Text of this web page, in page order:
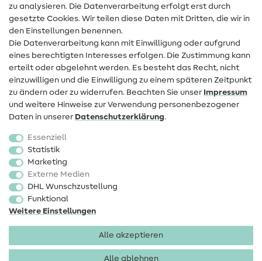
Infos zum Betreiberwechsel
FAQ
Widerrufsrecht
Beliebt
Stoffe
Sale
Schnittmuster
zu analysieren. Die Datenverarbeitung erfolgt erst durch
gesetzte Cookies. Wir teilen diese Daten mit Dritten, die wir in
den Einstellungen benennen.
Die Datenverarbeitung kann mit Einwilligung oder aufgrund
eines berechtigten Interesses erfolgen. Die Zustimmung kann
erteilt oder abgelehnt werden. Es besteht das Recht, nicht
einzuwilligen und die Einwilligung zu einem späteren Zeitpunkt
zu ändern oder zu widerrufen. Beachten Sie unser Impressum
und weitere Hinweise zur Verwendung personenbezogener
Daten in unserer Daten­schutz­erklärung.
Essenziell
Statistik
Marketing
Externe Medien
DHL Wunschzustellung
Funktional
Weitere Einstellungen
Alle akzeptieren
Alle ablehnen
Impressum Datenschutz
AGB